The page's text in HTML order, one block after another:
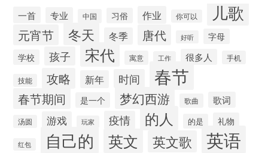
一首 专业 中国 习俗 作业 你可以 儿歌
元宵节 冬天 冬季 唐代 好听
字母
学校
孩子 宋代 寓意 工作 很多人 手机
技能 攻略 新年 时间 春节
春节期间 是一个 梦幻西游 歌曲 歌词
汤圆 游戏 玩家 疫情 的人 的是 礼物
红包 自己的 英文 英文歌 英语